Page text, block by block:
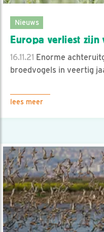
Nieuws
Europa verliest zijn
16.11.21 Enorme
broedvogels in veertig
lees meer